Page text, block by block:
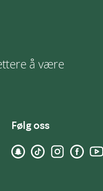
å være
Følg oss